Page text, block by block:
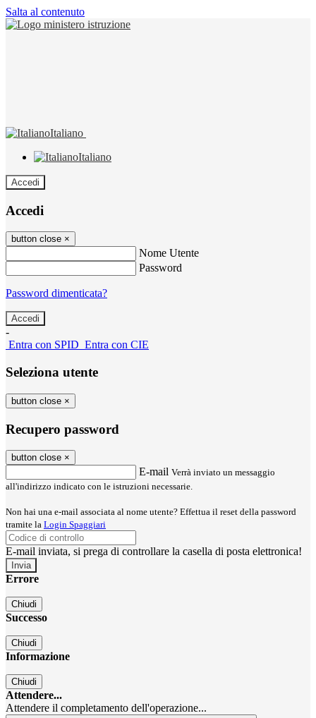
Salta al contenuto
Italiano
Italiano
Accedi
Accedi
button close ×
Nome Utente
Password
Password dimenticata?
-
Entra con SPID Entra con CIE
Seleziona utente
button close ×
Recupero password
button close ×
E-mail Verrà inviato un messaggio
all'indirizzo indicato con le istruzioni necessarie.
Non hai una e-mail associata al nome utente? Effettua il reset della password
tramite la Login Spaggiari
E-mail inviata, si prega di controllare la casella di posta elettronica!
Errore
Chiudi
Successo
Chiudi
Informazione
Chiudi
Attendere...
Attendere il completamento dell'operazione...